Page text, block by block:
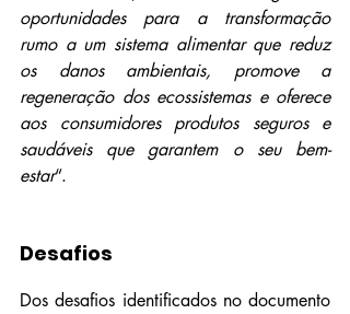
oportunidades para a transformação
rumo a um sistema alimentar que reduz
os danos ambientais, promove a
regeneração dos ecossistemas e oferece
aos consumidores produtos seguros e
saudáveis que garantem o seu bem-
estar“.
Desafios
Dos desafios identificados no documento